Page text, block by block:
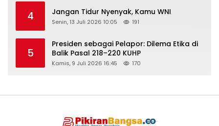
4 Jangan Tidur Nyenyak, Kamu WNI
Senin, 13 Juli 2026 10:05 191
5
Presiden sebagai Pelapor: Dilema Etika di
Balik Pasal 218–220 KUHP
Kamis, 9 Juli 2026 16:45 170